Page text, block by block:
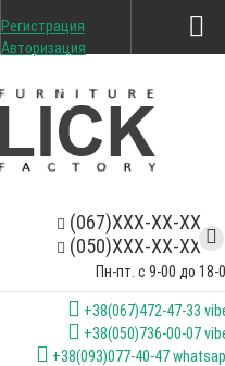
(067)XXX-XX-XX
(050)XXX-XX-XX
Пн-пт. с 9-00 до 18-
+38(067)472-47-33
+38(050)736-00-07
+38(093)077-40-47
Регистрация
Авторизация